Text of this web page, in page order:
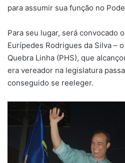
para assumir sua função no
Para seu lugar, será convocado
Eurípedes Rodrigues da Silva –
Quebra Linha (PHS), que
era vereador na legislatura
conseguido se reeleger.